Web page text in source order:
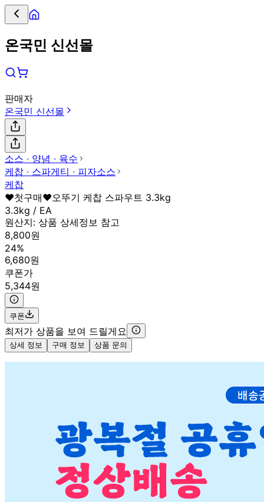
온국민 신선몰
판매자
온국민 신선몰
소스 ∙ 양념 ∙ 육수
케찹 ∙ 스파게티 ∙ 피자소스
케찹
♥첫구매♥오뚜기 케찹 스파우트 3.3kg
3.3kg / EA
원산지: 상품 상세정보 참고
8,800원
24%
6,680원
쿠폰가
5,344원
쿠폰
최저가 상품을 보여 드릴게요
상세 정보 구매 정보 상품 문의